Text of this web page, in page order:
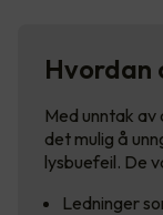
Hvordan
Med unntak
det mulig å
lysbuefeil. De
Ledninger